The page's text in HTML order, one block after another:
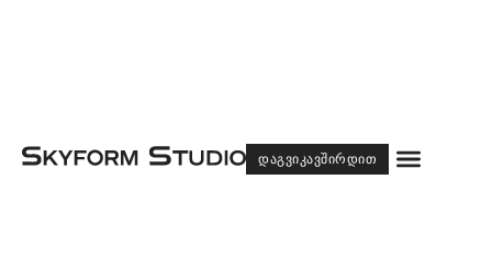
ᲓᲐᲒᲕᲘᲙᲐᲕᲨᲘᲠᲓᲘᲗ Menu